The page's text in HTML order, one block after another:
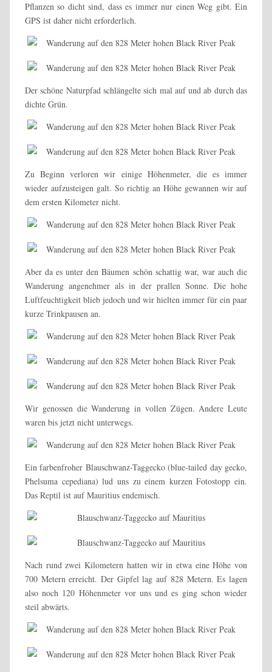
Pflanzen so dicht sind, dass es immer nur einen Weg gibt. Ein
GPS ist daher nicht erforderlich.
Der schöne Naturpfad schlängelte sich mal auf und ab durch das
dichte Grün.
Zu Beginn verloren wir einige Höhenmeter, die es immer
wieder aufzusteigen galt. So richtig an Höhe gewannen wir auf
dem ersten Kilometer nicht.
Aber da es unter den Bäumen schön schattig war, war auch die
Wanderung angenehmer als in der prallen Sonne. Die hohe
Luftfeuchtigkeit blieb jedoch und wir hielten immer für ein paar
kurze Trinkpausen an.
Wir genossen die Wanderung in vollen Zügen. Andere Leute
waren bis jetzt nicht unterwegs.
Ein farbenfroher Blauschwanz-Taggecko (blue-tailed day gecko,
Phelsuma cepediana) lud uns zu einem kurzen Fotostopp ein.
Das Reptil ist auf Mauritius endemisch.
Nach rund zwei Kilometern hatten wir in etwa eine Höhe von
700 Metern erreicht. Der Gipfel lag auf 828 Metern. Es lagen
also noch 120 Höhenmeter vor uns und es ging schon wieder
steil abwärts.